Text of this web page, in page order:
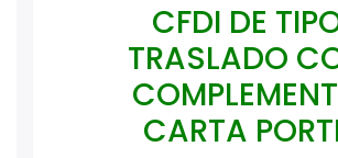
CFDI DE
TRASLADO
CARTA